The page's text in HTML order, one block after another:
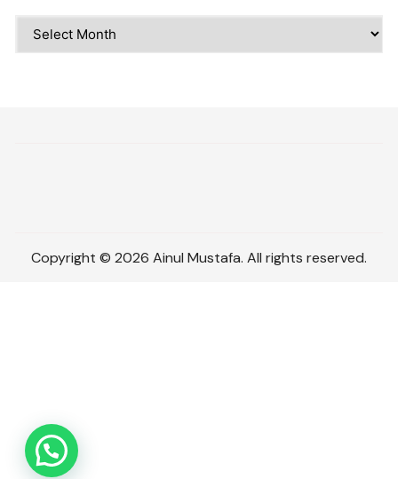
Archives
Copyright © 2026 Ainul Mustafa. All rights reserved.